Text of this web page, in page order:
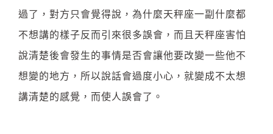
過了，對方只會覺得說，為什麼天秤座一副什麼都
不想講的樣子反而引來很多誤會，而且天秤座害怕
說清楚後會發生的事情是否會讓他要改變一些他不
想變的地方，所以說話會過度小心，就變成不太想
講清楚的感覺，而使人誤會了。